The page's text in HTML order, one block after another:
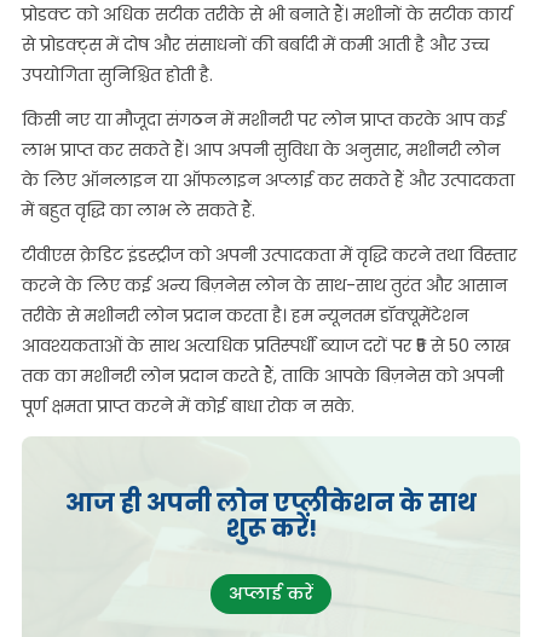
प्रोडक्ट को अधिक सटीक तरीके से भी बनाते हैं। मशीनों के सटीक कार्य
से प्रोडक्ट्स में दोष और संसाधनों की बर्बादी में कमी आती है और उच्च
उपयोगिता सुनिश्चित होती है.
किसी नए या मौजूदा संगठन में मशीनरी पर लोन प्राप्त करके आप कई
लाभ प्राप्त कर सकते हैं। आप अपनी सुविधा के अनुसार, मशीनरी लोन
के लिए ऑनलाइन या ऑफलाइन अप्लाई कर सकते हैं और उत्पादकता
में बहुत वृद्धि का लाभ ले सकते हैं.
टीवीएस क्रेडिट इंडस्ट्रीज को अपनी उत्पादकता में वृद्धि करने तथा विस्तार
करने के लिए कई अन्य बिज़नेस लोन के साथ-साथ तुरंत और आसान
तरीके से मशीनरी लोन प्रदान करता है। हम न्यूनतम डॉक्यूमेंटेशन
आवश्यकताओं के साथ अत्यधिक प्रतिस्पर्धी ब्याज दरों पर ₹5 से 50 लाख
तक का मशीनरी लोन प्रदान करते हैं, ताकि आपके बिज़नेस को अपनी
पूर्ण क्षमता प्राप्त करने में कोई बाधा रोक न सके.
आज ही अपनी लोन एप्लीकेशन के साथ
शुरू करें!
अप्लाई करें